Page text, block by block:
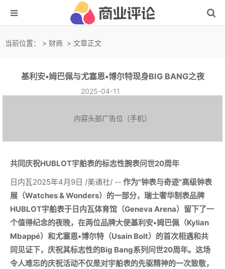
当前位置： > 财商 > 文章正文
基利安•姆巴佩与尤塞恩•博尔特现身BIG BANG之夜
2025-04-11
内容头部广告位（手机）
共同庆祝HUBLOT宇舶表的标志性腕表问世20周年
日内瓦2025年4月9日 /美通社/ -- 作为"钟表与奇迹"高级钟表
展（Watches & Wonders）的一部分，瑞士奢华制表品牌
HUBLOT宇舶表于日内瓦体育馆（Geneva Arena）留下了一
个值得纪念的夜晚，在两位品牌大使基利安•姆巴佩（Kylian
Mbappé）和尤塞恩•博尔特（Usain Bolt）的首次相遇和共
同见证下，庆祝其标志性的Big Bang系列问世20周年。这场
令人难忘的庆祝活动不仅是对宇舶表的先驱精神的一次致敬，